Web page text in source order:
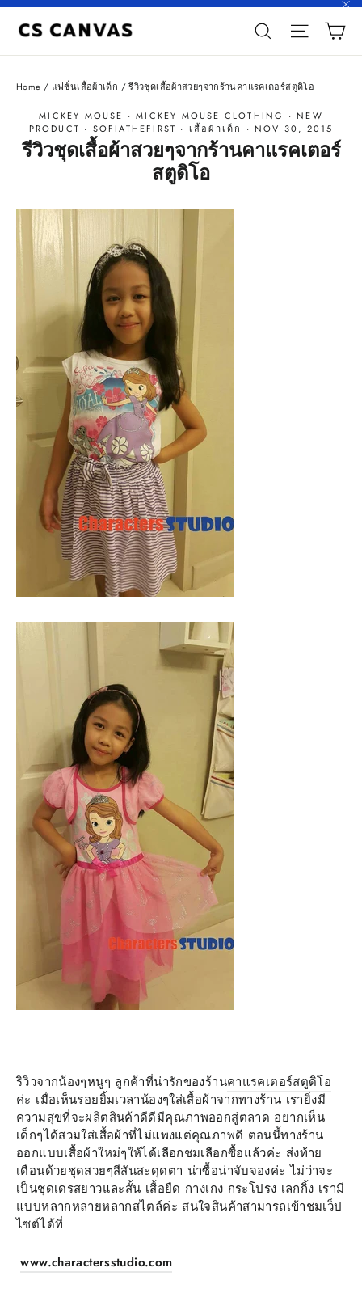
Skip
SearchSite
Home / แฟชั่นเสื้อผ้าเด็ก / รีวิวชุดเสื้อผ้าสวยๆจากร้านคาแรคเตอร์สตูดิโอ
MICKEY MOUSE ·MICKEY MOUSE CLOTHING ·NEW
PRODUCT · SOFIATHEFIRST · เสื้อผ้าเด็ก ·NOV 30, 2015
รีวิวชุดเสื้อผ้าสวยๆจากร้านคาแรคเตอร์
สตูดิโอ
ริวิวจากน้องๆหนูๆ ลูกค้าที่น่ารักของร้านคาแรคเตอร์สตูดิโอ
ค่ะ เมื่อเห็นรอยยิ้มเวลาน้องๆใส่เสื้อผ้าจากทางร้าน เรายิ่งมี
ความสุขที่จะผลิตสินค้าดีดีมีคุณภาพออกสู่ตลาด อยากเห็น
เด็กๆได้สวมใส่เสื้อผ้าที่ไม่แพงแต่คุณภาพดี ตอนนี้ทางร้าน
ออกแบบเสื้อผ้าใหม่ๆให้ได้เลือกชมเลือกซื้อแล้วค่ะ ส่งท้าย
เดือนด้วยชุดสวยๆสีสันสะดุดตา น่าซื้อน่าจับจองค่ะ ไม่ว่าจะ
เป็นชุดเดรสยาวและสั้น เสื้อยืด กางเกง กระโปรง เลกกิ้ง เรามี
แบบหลากหลายหลากสไตล์ค่ะ สนใจสินค้าสามารถเข้าชมเว็ป
ไซต์ได้ที่
www.charactersstudio.com